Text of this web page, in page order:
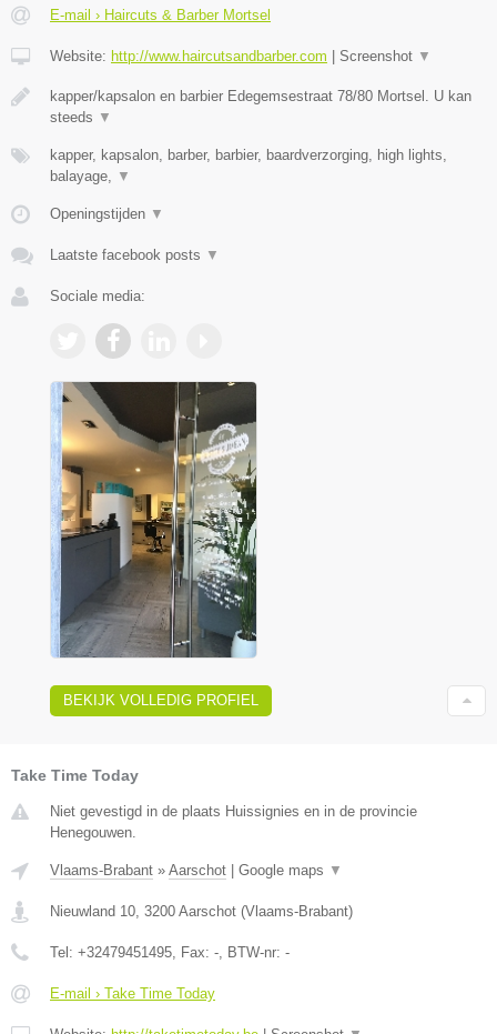
E-mail › Haircuts & Barber Mortsel
Website: http://www.haircutsandbarber.com Screenshot ▼
kapper/kapsalon en barbier Edegemsestraat 78/80 Mortsel. U kan
steeds ▼
kapper, kapsalon, barber, barbier, baardverzorging, high lights,
balayage, ▼
Openingstijden ▼
Laatste facebook posts ▼
Sociale media:
BEKIJK VOLLEDIG PROFIEL
Take Time Today
Niet gevestigd in de plaats Huissignies en in de provincie
Henegouwen.
Vlaams-Brabant » Aarschot | Google maps ▼
Nieuwland 10 3200 Aarschot (Vlaams-Brabant)
Tel: +32479451495 , Fax: - , BTW-nr: -
E-mail › Take Time Today